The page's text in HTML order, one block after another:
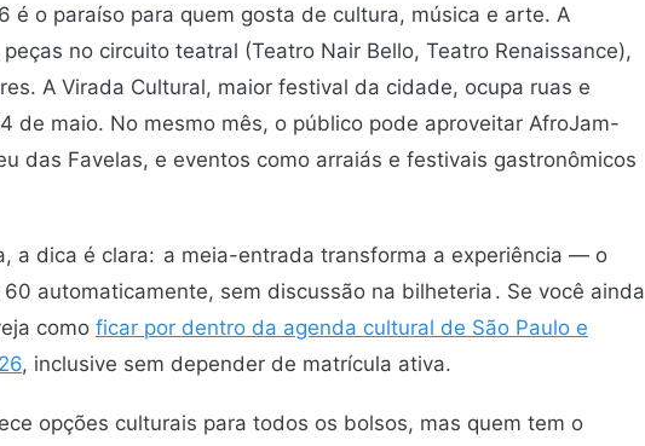
é o paraíso para quem gosta de cultura, música e arte. A
no circuito teatral (Teatro Nair Bello, Teatro Renaissance),
A Virada Cultural, maior festival da cidade, ocupa ruas e
de maio. No mesmo mês, o público pode aproveitar AfroJam-
das Favelas, e eventos como arraiás e festivais gastronômicos
a dica é clara: a meia-entrada transforma a experiência — o
automaticamente, sem discussão na bilheteria . Se você ainda
como ficar por dentro da agenda cultural de São Paulo e
, inclusive sem depender de matrícula ativa.
opções culturais para todos os bolsos, mas quem tem o